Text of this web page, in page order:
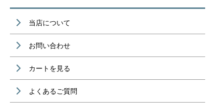
当店について
お問い合わせ
カートを見る
よくあるご質問